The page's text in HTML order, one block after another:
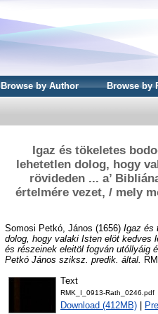
Browse by Author Browse by
Igaz és tökeletes
lehetetlen dolog, hogy
rövideden ... a’
értelmére vezet, / mely
Somosi Petkó, János (1656) Igaz és
dolog, hogy valaki Isten elöt kedves
és részeinek eleitöl fogván utóllyáig
Petkó János sziksz. predik. által.
Text
RMK_I_0913-Rath_0246.pdf
Download (412MB)